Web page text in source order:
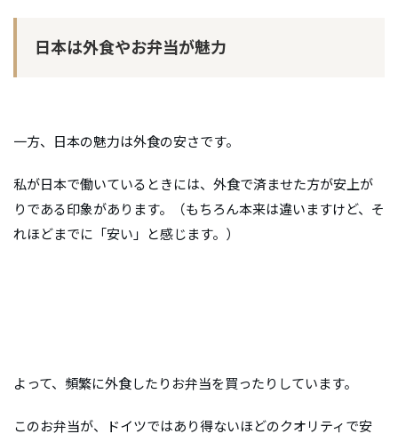
日本は外食やお弁当が魅力
一方、日本の魅力は外食の安さです。
私が日本で働いているときには、外食で済ませた方が安上が
りである印象があります。（もちろん本来は違いますけど、そ
れほどまでに「安い」と感じます。）
よって、頻繁に外食したりお弁当を買ったりしています。
このお弁当が、ドイツではあり得ないほどのクオリティで安